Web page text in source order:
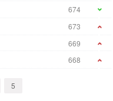
674
673
669
668
5